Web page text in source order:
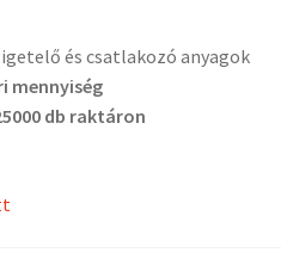
és csatlakozó anyagok
mennyiség
db raktáron